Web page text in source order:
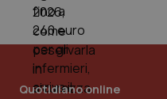
Quotidiano online